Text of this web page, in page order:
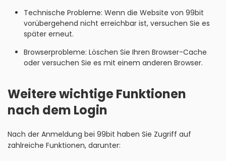
Technische Probleme: Wenn die Website von 99bit
vorübergehend nicht erreichbar ist, versuchen Sie es
später erneut.
Browserprobleme: Löschen Sie Ihren Browser-Cache
oder versuchen Sie es mit einem anderen Browser.
Weitere wichtige Funktionen
nach dem Login
Nach der Anmeldung bei 99bit haben Sie Zugriff auf
zahlreiche Funktionen, darunter: